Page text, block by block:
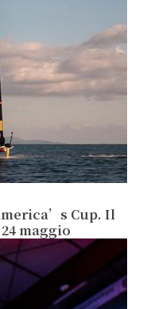
Cup. Il
maggio